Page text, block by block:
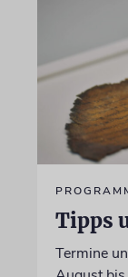
Tipps
Termine